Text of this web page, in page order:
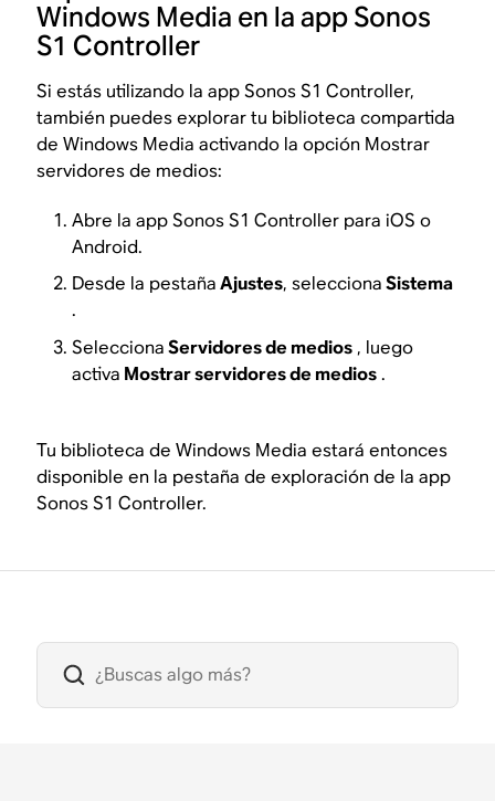
Windows Media en la app Sonos
S1 Controller
Si estás utilizando la app Sonos S1 Controller,
también puedes explorar tu biblioteca compartida
de Windows Media activando la opción Mostrar
servidores de medios:
Abre la app Sonos S1 Controller para iOS o
Android.
Desde la pestañaAjustes, seleccionaSistema
.
SeleccionaServidores de medios , luego
activa Mostrar servidores de medios.
Tu biblioteca de Windows Media estará entonces
disponible en la pestaña de exploración de la app
Sonos S1 Controller.